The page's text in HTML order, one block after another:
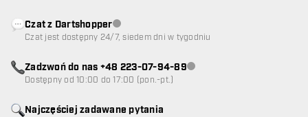
Najczęściej zadawane pytania
Czat z DartshopperObsługa klienta niedostępna
Czat jest dostępny 24/7, siedem dni w tygodniu
Zadzwoń do nas +48 223-07-94-89Obsługa klienta niedostępna
Dostępny od 10:00 do 17:00 (pon.-pt.)